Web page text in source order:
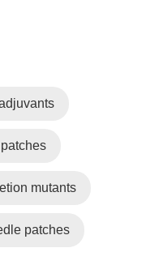
mutants
patches